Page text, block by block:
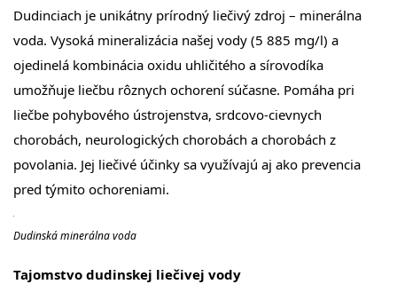
Dudinciach je unikátny prírodný liečivý zdroj – minerálna
voda. Vysoká mineralizácia našej vody (5 885 mg/l) a
ojedinelá kombinácia oxidu uhličitého a sírovodíka
umožňuje liečbu rôznych ochorení súčasne. Pomáha pri
liečbe pohybového ústrojenstva, srdcovo-cievnych
chorobách, neurologických chorobách a chorobách z
povolania. Jej liečivé účinky sa využívajú aj ako prevencia
pred týmito ochoreniami.
Dudinská minerálna voda
Tajomstvo dudinskej liečivej vody